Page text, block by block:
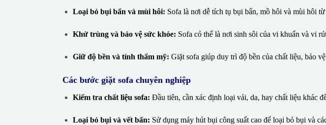
Loại bỏ bụi bẩn và mùi hôi: Sofa là nơi dễ tích tụ bụi bẩn, mồ hôi và mùi hôi
Khử trùng và bảo vệ sức khỏe: Sofa có thể là nơi sinh sôi của vi khuẩn và vi
Giữ độ bền và tính thẩm mỹ: Giặt sofa giúp duy trì độ bền của chất liệu, bảo
Các bước giặt sofa chuyên nghiệp
Kiểm tra chất liệu sofa: Đầu tiên, cần xác định loại vải, da, hay chất liệu khác
Loại bỏ bụi và vết bẩn: Sử dụng máy hút bụi công suất cao để loại bỏ bụi và